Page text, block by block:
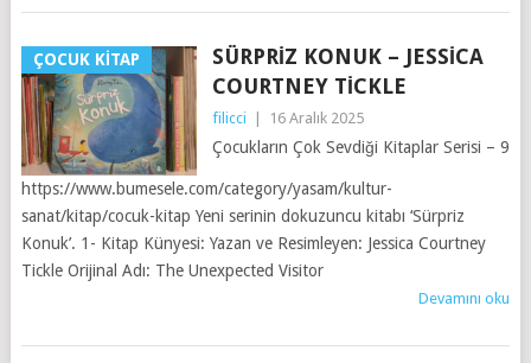
ÇOCUK KITAP
SÜRPRIZ KONUK – JESSICA
COURTNEY TICKLE
filicci 16 Aralık 2025
Çocukların Çok Sevdiği Kitaplar Serisi – 9
https://www.bumesele.com/category/yasam/kultur-
sanat/kitap/cocuk-kitap Yeni serinin dokuzuncu kitabı ‘Sürpriz
Konuk’. 1- Kitap Künyesi: Yazan ve Resimleyen: Jessica Courtney
Tickle Orijinal Adı: The Unexpected Visitor
Devamını oku